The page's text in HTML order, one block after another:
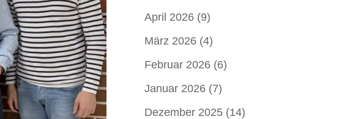
April 2026(9)
März 2026(4)
Februar 2026(6)
Januar 2026(7)
Dezember 2025(14)